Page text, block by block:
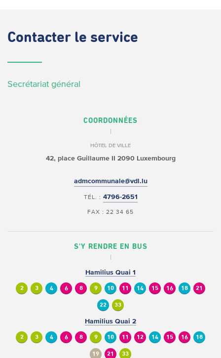
Contacter le service
Secrétariat général
COORDONNÉES
HÔTEL DE VILLE
42, place Guillaume II 2090 Luxembourg
admcommunale@vdl.lu
TÉL. : 4796-2651
FAX : 22 34 65
S'Y RENDRE EN BUS
Hamilius Quai 1
2 3 4 6 8 9 10 11 14 15 16 18 21
22 33
Hamilius Quai 2
2 3 4 6 8 9 10 11 12 14 15 16 18
19 21 33